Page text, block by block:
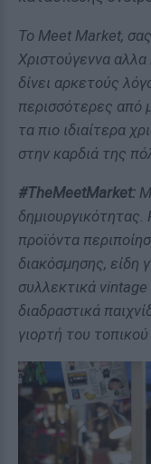
Το Meet Market,
Χριστούγεννα αλλα
δίνει αρκετούς
περισσότερες από
τα πιο ιδιαίτερα
στην καρδιά της
#TheMeetMarket:
προϊόντα
διακόσμησης, είδη
συλλεκτικά vintage
διαδραστικά
γιορτή του